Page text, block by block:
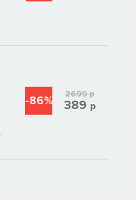
-86% 2699р
389 р